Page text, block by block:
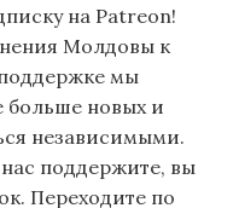
на Patreon!
Молдовы к
мы
больше новых и
независимыми.
поддержите, вы
Переходите по